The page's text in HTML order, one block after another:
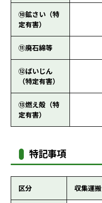
⑩鉱さい（特
定有害）
⑪廃石綿等
⑫ばいじん
（特定有害）
⑬燃え殻（特
定有害）
特記事項
区分 収集運搬